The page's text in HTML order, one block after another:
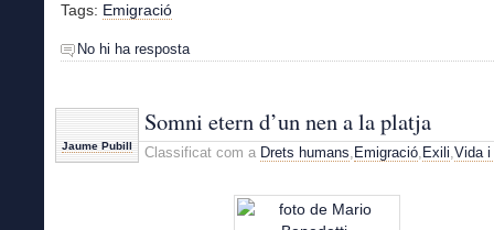
Tags: Emigració
No hi ha resposta
Jaume Pubill
Somni etern d’un nen a la platja
Classificat com a Drets humans Emigració Exili Vida i